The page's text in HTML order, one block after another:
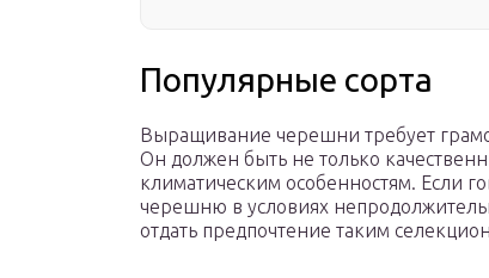
Популярные сорта
Выращивание черешни требует
Он должен быть не только
климатическим особенностям. Если
черешню в условиях
отдать предпочтение таким